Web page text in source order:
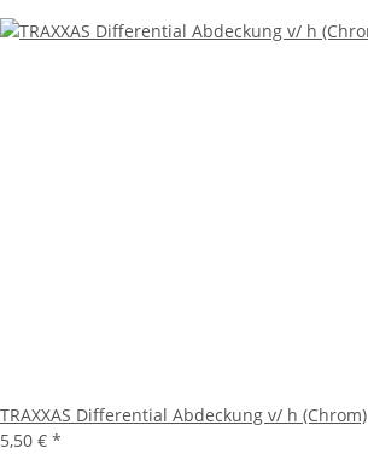
TRAXXAS Differential Abdeckung v/ h (Chrom)
5,50 € *